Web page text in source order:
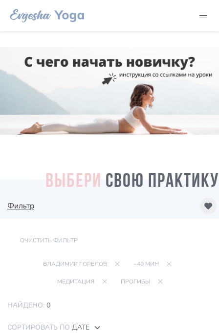
ВЫБЕРИ СВОЮ ПРАКТИКУ
Фильтр
ОЧИСТИТЬ ФИЛЬТР
ВЛАДИМИР ГОРЕЛОВ ~40 МИН
МЕДИТАЦИЯ ПРОГИБЫ
НАЙДЕНО: 0
СОРТИРОВАТЬ ПО ДАТЕ